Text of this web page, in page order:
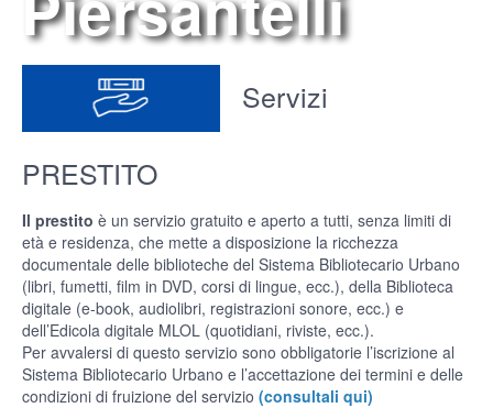
Servizi
PRESTITO
Il prestito è un servizio gratuito e aperto a tutti, senza limiti di
età e residenza, che mette a disposizione la ricchezza
documentale delle biblioteche del Sistema Bibliotecario Urbano
(libri, fumetti, film in DVD, corsi di lingue, ecc.), della Biblioteca
digitale (e-book, audiolibri, registrazioni sonore, ecc.) e
dell’Edicola digitale MLOL (quotidiani, riviste, ecc.).
Per avvalersi di questo servizio sono obbligatorie l’iscrizione al
Sistema Bibliotecario Urbano e l’accettazione dei termini e delle
condizioni di fruizione del servizio (consultali qui)